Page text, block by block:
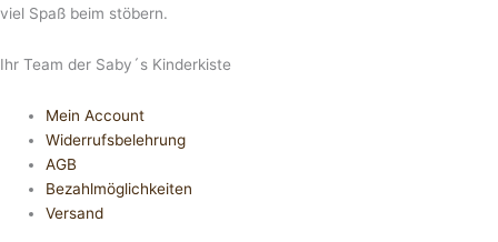
viel Spaß beim stöbern.
Ihr Team der Saby´s Kinderkiste
Mein Account
Widerrufsbelehrung
AGB
Bezahlmöglichkeiten
Versand